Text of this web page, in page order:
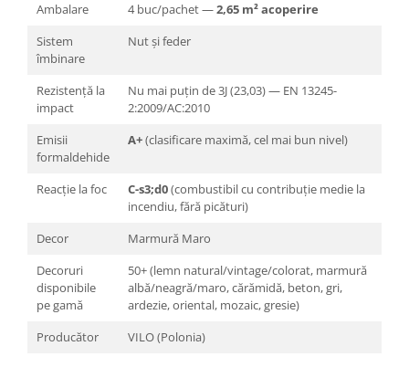
Ambalare
4 buc/pachet —2,65 m² acoperire
Sistem
îmbinare
Nut și feder
Rezistență la
impact
Nu mai puțin de 3J (23,03) — EN 13245-
2:2009/AC:2010
Emisii
formaldehide
A+(clasificare maximă, cel mai bun nivel)
Reacție la foc C-s3;d0(combustibil cu contribuție medie la
incendiu, fără picături)
Decor
Marmură Maro
Decoruri
disponibile
pe gamă
50+ (lemn natural/vintage/colorat, marmură
albă/neagră/maro, cărămidă, beton, gri,
ardezie, oriental, mozaic, gresie)
Producător
VILO (Polonia)